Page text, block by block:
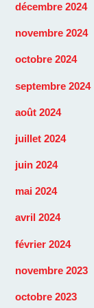
décembre 2024
novembre 2024
octobre 2024
septembre 2024
août 2024
juillet 2024
juin 2024
mai 2024
avril 2024
février 2024
novembre 2023
octobre 2023